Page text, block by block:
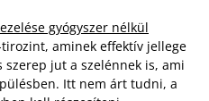
gyógyszer nélkül
aminek effektív jellege
jut a szelénnek is, ami
Itt nem árt tudni, a